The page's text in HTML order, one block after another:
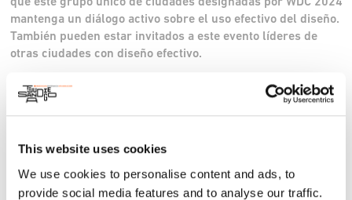
This website uses cookies
We use cookies to personalise content and ads, to
provide social media features and to analyse our traffic.
mantenga un diálogo activo sobre el uso efectivo del diseño.
También pueden estar invitados a este evento líderes de
otras ciudades con diseño efectivo.